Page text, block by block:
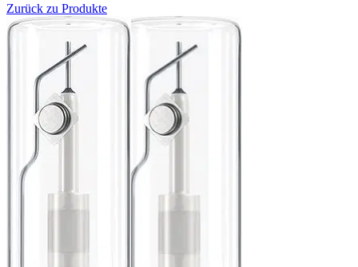
Zurück zu Produkte